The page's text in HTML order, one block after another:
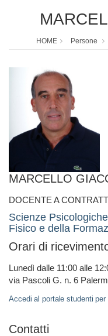
HOME Persone
MARCELLO
DOCENTE A
Scienze
Fisico e della
Orari di
Lunedì dalle 11:00 alle
via Pascoli G. n. 6
Accedi al portale studenti
Contatti